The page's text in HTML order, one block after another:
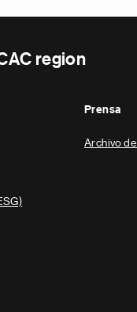
region
Prensa
Archivo